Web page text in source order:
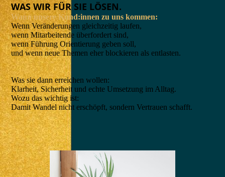
WAS WIR FÜR SIE LÖSEN.
Wann unsere Kund:innen zu uns kommen:
Wenn Veränderungen gleichzeitig laufen,
wenn Mitarbeitende überfordert sind,
wenn Führung Orientierung geben soll,
und wenn neue Themen eher blockieren als entlasten.
Was sie dann erreichen wollen:
Klarheit, Sicherheit und echte Umsetzung im Alltag.
Wozu das wichtig ist:
Damit Wandel nicht erschöpft, sondern Vertrauen schafft.